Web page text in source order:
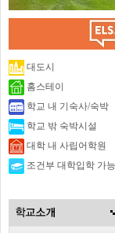
대도시
홈스테이
학교 내 기숙사/숙박
학교 밖 숙박시설
대학 내 사립어학원
조건부 대학입학 가능